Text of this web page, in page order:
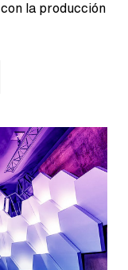
la producción